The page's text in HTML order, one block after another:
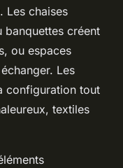
Les chaises
créent
ou espaces
Les
configuration tout
textiles